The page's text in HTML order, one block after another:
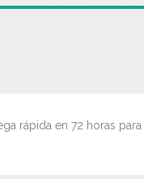
rápida en 72 horas